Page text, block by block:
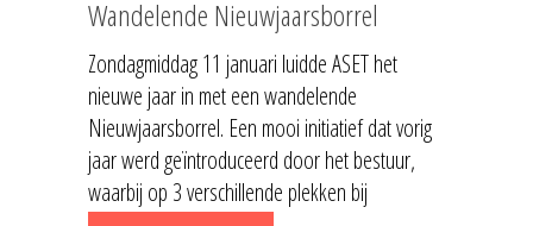
Wandelende Nieuwjaarsborrel
Zondagmiddag 11 januari luidde ASET het
nieuwe jaar in met een wandelende
Nieuwjaarsborrel. Een mooi initiatief dat vorig
jaar werd geïntroduceerd door het bestuur,
waarbij op 3 verschillende plekken bij